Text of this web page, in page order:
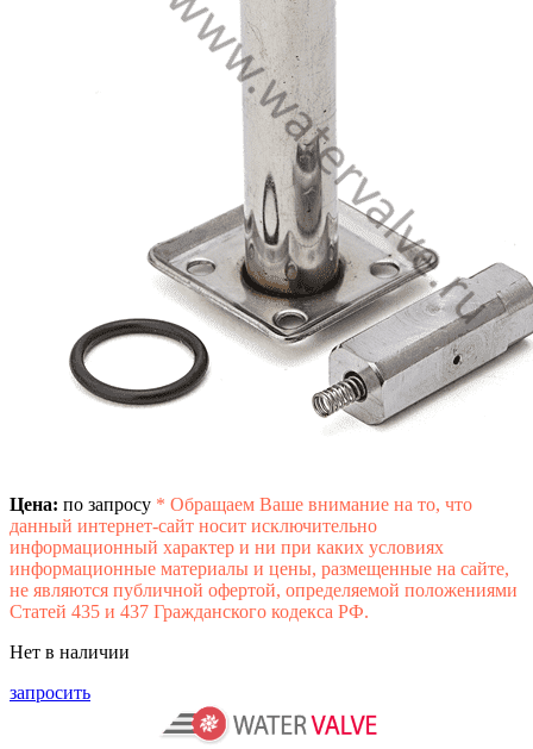
Цена: по запросу * Обращаем Ваше внимание на то, что
данный интернет-сайт носит исключительно
информационный характер и ни при каких условиях
информационные материалы и цены, размещенные на сайте,
не являются публичной офертой, определяемой положениями
Статей 435 и 437 Гражданского кодекса РФ.
Нет в наличии
запросить